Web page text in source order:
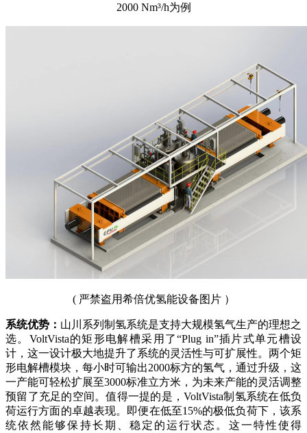
2000 Nm³/h为例
( 严禁盗用希倍优氢能设备图片 ）
系统优势： 山川系列制氢系统是支持大规模氢气生产的理想之
选。VoltVista的矩形电解槽采用了“Plug in”插片式单元槽设
计，这一设计极大地提升了系统的灵活性与可扩展性。两个矩
形电解槽模块，每小时可输出2000标方的氢气，通过升级，这
一产能可轻松扩展至3000标准立方米，为未来产能的灵活调整
预留了充足的空间。值得一提的是，VoltVista制氢系统在低负
荷运行方面的卓越表现。即便在低至15%的极低负荷下，该系
统依然能够保持长期、稳定的运行状态。这一特性使得